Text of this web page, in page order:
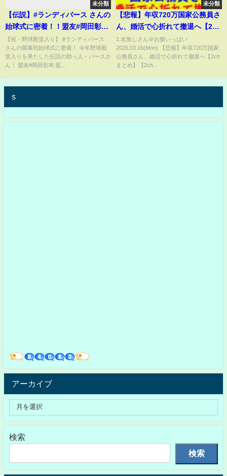
未分類
【伝説】#ランディバース さんの
始球式に密着！！盟友#岡田彰布
監督との再会に笑顔が溢れまし
た！
【祝・野球殿堂入り】 #ランディバース
さんの開幕戦始球式に密着！ 今年野球殿
堂入りを果たした伝説の助っ人・バースさ
ん！ 盟友#岡田彰布 監...
未分類
【悲報】年収720万国家公務員さ
ん、婚活で心折れて撤退へ【2ch
まとめ】【2chスレ】【5chス
レ】【ゆっくり】
1:名無しさん＠お腹いっぱい
2026.03.16(Mon) 【悲報】年収720万国家
公務員さん、婚活で心折れて撤退へ【2ch
まとめ】【2ch...
s
アーカイブ
検索
検索